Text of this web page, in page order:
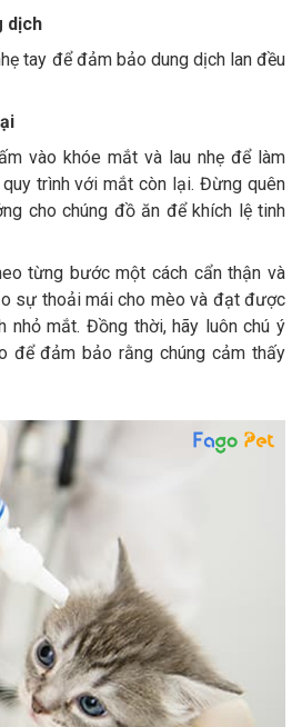
dịch
tay để đảm bảo dung dịch lan đều
vào khóe mắt và lau nhẹ để làm
trình với mắt còn lại. Đừng quên
cho chúng đồ ăn để khích lệ tinh
từng bước một cách cẩn thận và
sự thoải mái cho mèo và đạt được
nhỏ mắt. Đồng thời, hãy luôn chú ý
để đảm bảo rằng chúng cảm thấy